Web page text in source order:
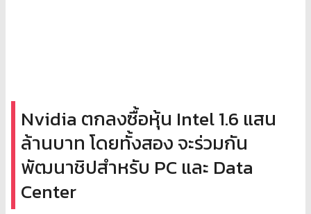
Nvidia ตกลงซื้อหุ้น Intel 1.6 แสน
ล้านบาท โดยทั้งสอง จะร่วมกัน
พัฒนาชิปสำหรับ PC และ Data
Center